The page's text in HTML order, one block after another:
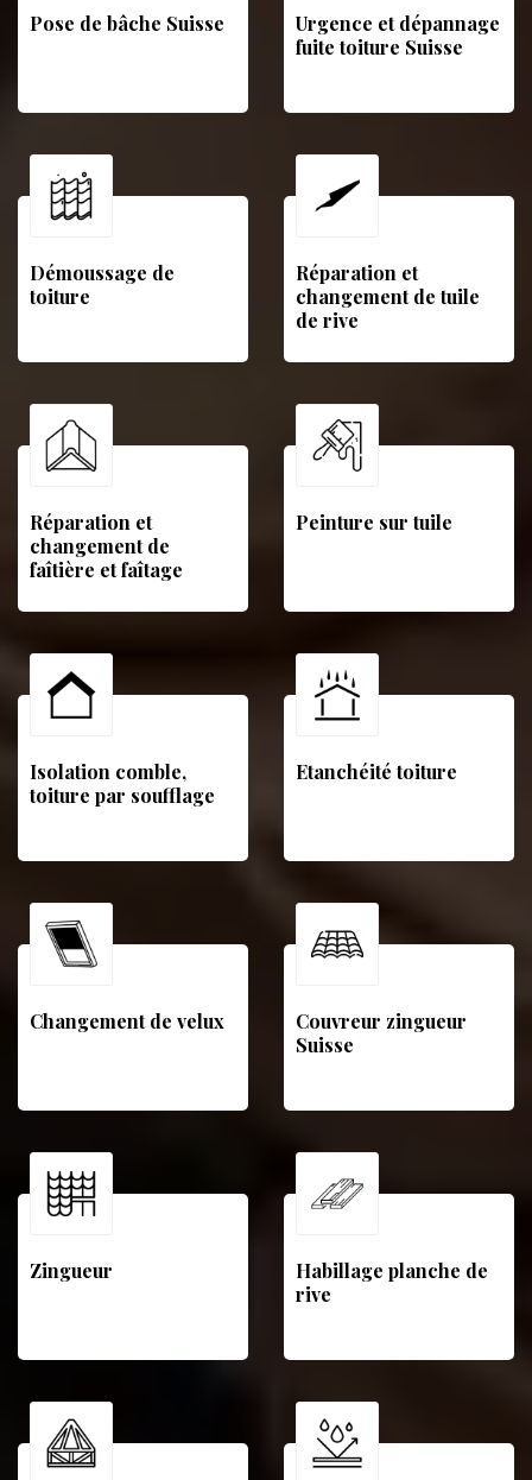
Pose de bâche Suisse
Urgence et dépannage
fuite toiture Suisse
Démoussage de
toiture
Réparation et
changement de tuile
de rive
Réparation et
changement de
faîtière et faîtage
Peinture sur tuile
Isolation comble,
toiture par soufflage
Etanchéité toiture
Changement de velux
Couvreur zingueur
Suisse
Zingueur
Habillage planche de
rive